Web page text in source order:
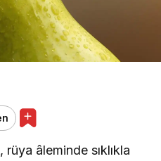
, rüya âleminde sıklıkla